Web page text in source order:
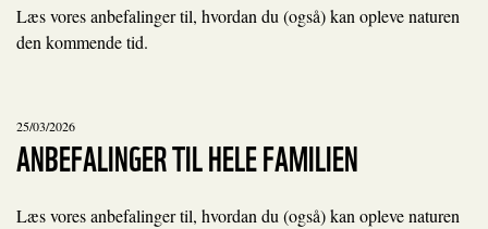
Læs vores anbefalinger til, hvordan du (også) kan opleve naturen
den kommende tid.
25/03/2026
ANBEFALINGER TIL HELE FAMILIEN
Læs vores anbefalinger til, hvordan du (også) kan opleve naturen